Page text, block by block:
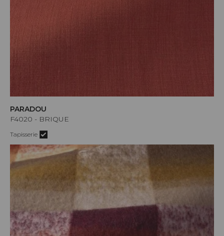
PARADOU
F4020 - BRIQUE
Tapisserie